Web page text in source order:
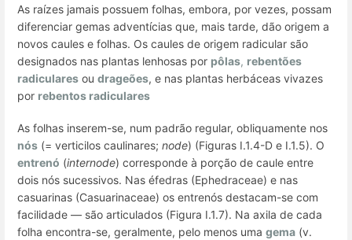
As raízes jamais possuem folhas, embora, por vezes, possam
diferenciar gemas adventícias que, mais tarde, dão origem a
novos caules e folhas. Os caules de origem radicular são
designados nas plantas lenhosas por pôlas, rebentões
radiculares ou drageões, e nas plantas herbáceas vivazes
por rebentos radiculares
As folhas inserem-se, num padrão regular, obliquamente nos
nós (= verticilos caulinares; node) (Figuras I.1.4-D e I.1.5). O
entrenó (internode) corresponde à porção de caule entre
dois nós sucessivos. Nas éfedras (Ephedraceae) e nas
casuarinas (Casuarinaceae) os entrenós destacam-se com
facilidade — são articulados (Figura I.1.7). Na axila de cada
folha encontra-se, geralmente, pelo menos uma gema (v.